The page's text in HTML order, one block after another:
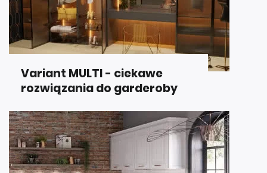
Variant MULTI - ciekawe
rozwiązania do garderoby